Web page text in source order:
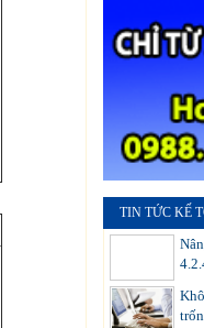
TIN TỨC KẾ